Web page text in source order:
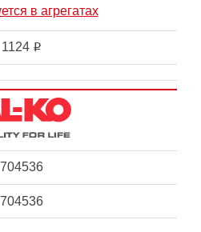
в агрегатах
1124 i
704536
704536